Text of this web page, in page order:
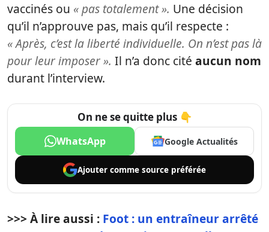
vaccinés ou « pas totalement ». Une décision
qu’il n’approuve pas, mais qu’il respecte :
« Après, c’est la liberté individuelle. On n’est pas là
pour leur imposer ». Il n’a donc cité aucun nom
durant l’interview.
On ne se quitte plus 👇
WhatsApp Google Actualités
Ajouter comme source préférée
>>> À lire aussi : Foot : un entraîneur arrêté